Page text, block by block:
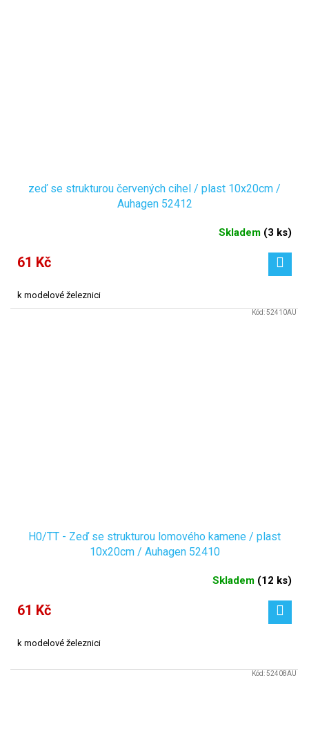
zeď se strukturou červených cihel / plast 10x20cm /
Auhagen 52412
Skladem (3 ks)
61 Kč
k modelové železnici
H0/TT - Zeď se strukturou lomového kamene / plast
10x20cm / Auhagen 52410
Skladem (12 ks)
61 Kč
k modelové železnici
Kód:52410AU
Kód:52408AU